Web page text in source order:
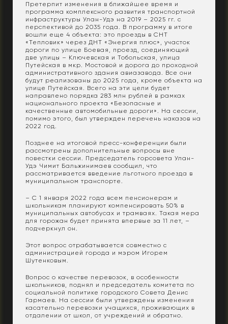
Претерпит изменения в ближайшее время и
программа комплексного развития транспортной
инфраструктуры Улан-Удэ на 2019 – 2025 гг. с
перспективой до 2035 года. В программу в итоге
вошли еще 4 объекта: это проезды в СНТ
«Тепловик» через ДНТ «Энергия плюс», участок
дороги по улице Боевая, проезд, соединяющий
две улицы – Ключевская и Тобольская, улица
Путейская в мкр. Мостовой и дорога до проходной
административного здания авиазавода. Все они
будут реализованы до 2025 года, кроме объекта на
улице Путейская. Всего на эти цели будет
направлено порядка 283 млн рублей в рамках
национального проекта «Безопасные и
качественные автомобильные дороги». На сессии,
помимо этого, был утвержден перечень наказов на
2022 год.
Позднее на итоговой пресс-конференции были
рассмотрены дополнительные вопросы вне
повестки сессии. Председатель горсовета Улан-
Удэ Чимит Бальжинимаев сообщил, что
рассматривается введение льготного проезда в
муниципальном транспорте.
– С 1 января 2022 года всем пенсионерам и
школьникам планируют компенсировать 50% в
муниципальных автобусах и трамваях. Такая мера
для горожан будет принята впервые за 11 лет, –
подчеркнул он.
Этот вопрос отрабатывается совместно с
администрацией города и мэром Игорем
Шутенковым.
Вопрос о качестве перевозок, в особенности
школьников, поднял и председатель комитета по
социальной политике городского Совета Денис
Гармаев. На сессии были утверждены изменения
касательно перевозки учащихся, проживающих в
отдалении от школ, от учреждений и обратно.